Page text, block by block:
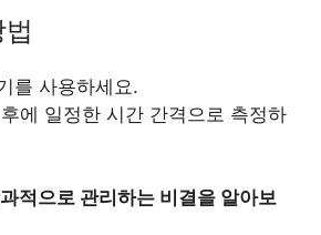
를 사용하세요.
에 일정한 시간 간격으로 측정하
적으로 관리하는 비결을 알아보